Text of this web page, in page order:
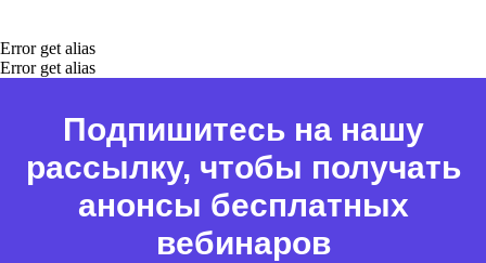
Error get alias
Error get alias
Подпишитесь на нашу
рассылку, чтобы получать
анонсы бесплатных
вебинаров